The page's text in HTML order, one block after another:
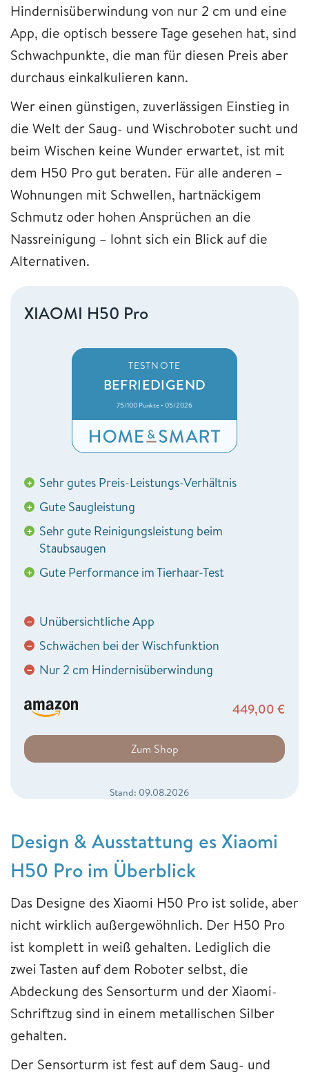
Hindernisüberwindung von nur 2 cm und eine
App, die optisch bessere Tage gesehen hat, sind
Schwachpunkte, die man für diesen Preis aber
durchaus einkalkulieren kann.
Wer einen günstigen, zuverlässigen Einstieg in
die Welt der Saug- und Wischroboter sucht und
beim Wischen keine Wunder erwartet, ist mit
dem H50 Pro gut beraten. Für alle anderen –
Wohnungen mit Schwellen, hartnäckigem
Schmutz oder hohen Ansprüchen an die
Nassreinigung – lohnt sich ein Blick auf die
Alternativen.
XIAOMI H50 Pro
TESTNOTE
BEFRIEDIGEND
75/100 Punkte • 05/2026
+ Sehr gutes Preis-Leistungs-Verhältnis
+ Gute Saugleistung
+ Sehr gute Reinigungsleistung beim
Staubsaugen
+ Gute Performance im Tierhaar-Test
− Unübersichtliche App
− Schwächen bei der Wischfunktion
− Nur 2 cm Hindernisüberwindung
449,00 €
Zum Shop
Stand: 09.08.2026
Design & Ausstattung es Xiaomi
H50 Pro im Überblick
Das Designe des Xiaomi H50 Pro ist solide, aber
nicht wirklich außergewöhnlich. Der H50 Pro
ist komplett in weiß gehalten. Lediglich die
zwei Tasten auf dem Roboter selbst, die
Abdeckung des Sensorturm und der Xiaomi-
Schriftzug sind in einem metallischen Silber
gehalten.
Der Sensorturm ist fest auf dem Saug- und